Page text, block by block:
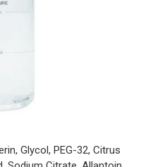
Glycol, PEG-32, Citrus